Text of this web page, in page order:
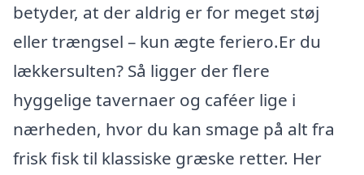
betyder, at der aldrig er for meget støj
eller trængsel – kun ægte feriero.Er du
lækkersulten? Så ligger der flere
hyggelige tavernaer og caféer lige i
nærheden, hvor du kan smage på alt fra
frisk fisk til klassiske græske retter. Her